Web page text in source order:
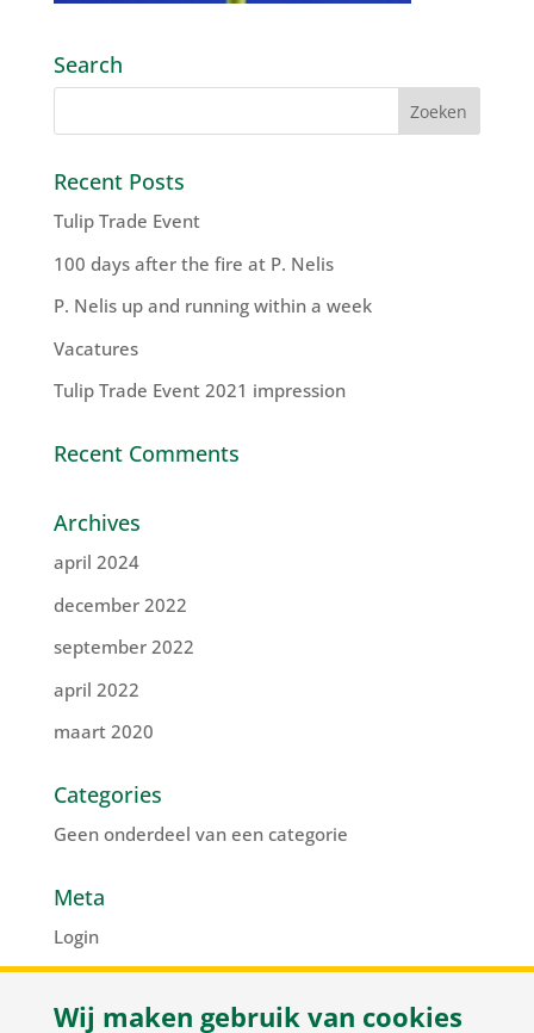
Search
Recent Posts
Tulip Trade Event
100 days after the fire at P. Nelis
P. Nelis up and running within a week
Vacatures
Tulip Trade Event 2021 impression
Recent Comments
Archives
april 2024
december 2022
september 2022
april 2022
maart 2020
Categories
Geen onderdeel van een categorie
Meta
Login
Vermeldingen feed
Reacties feed
Wij maken gebruik van cookies